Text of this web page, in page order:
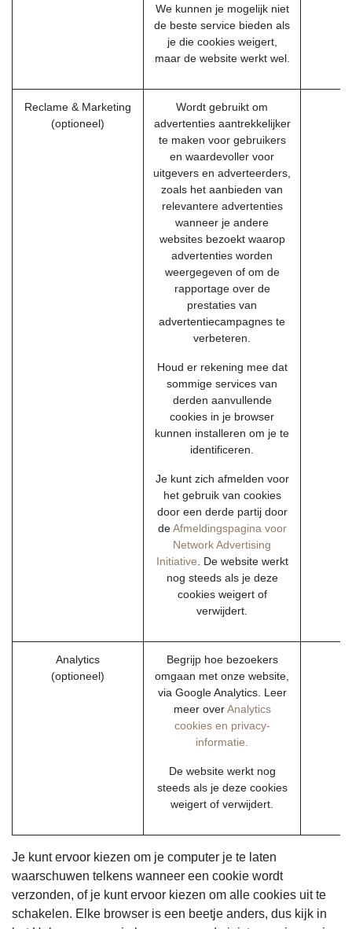
We kunnen je mogelijk niet
de beste service bieden als
je die cookies weigert,
maar de website werkt wel.
Reclame & Marketing
(optioneel)
Wordt gebruikt om
advertenties aantrekkelijker
te maken voor gebruikers
en waardevoller voor
uitgevers en adverteerders,
zoals het aanbieden van
relevantere advertenties
wanneer je andere
websites bezoekt waarop
advertenties worden
weergegeven of om de
rapportage over de
prestaties van
advertentiecampagnes te
verbeteren.
Houd er rekening mee dat
sommige services van
derden aanvullende
cookies in je browser
kunnen installeren om je te
identificeren.
Je kunt zich afmelden voor
het gebruik van cookies
door een derde partij door
deAfmeldingspagina voor
Network Advertising
Initiative . De website werkt
nog steeds als je deze
cookies weigert of
verwijdert.
Analytics
(optioneel)
Begrijp hoe bezoekers
omgaan met onze website,
via Google Analytics. Leer
meer overAnalytics
cookies en privacy-
informatie.
De website werkt nog
steeds als je deze cookies
weigert of verwijdert.
Je kunt ervoor kiezen om je computer je te laten
waarschuwen telkens wanneer een cookie wordt
verzonden, of je kunt ervoor kiezen om alle cookies uit te
schakelen. Elke browser is een beetje anders, dus kijk in